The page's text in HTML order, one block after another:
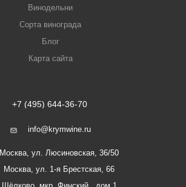
Винодельни
Сорта винограда
Блог
Карта сайта
+7 (495) 644-36-70
info@krymwine.ru
Москва, ул. Люсиновская, 36/50
Москва, ул. 1-я Брестская, 66